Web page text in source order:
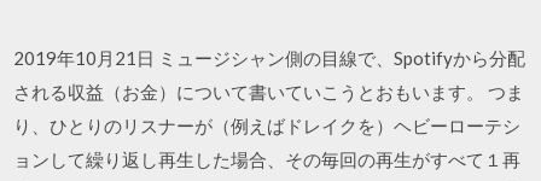
2019年10月21日 ミュージシャン側の目線で、Spotifyから分配
される収益（お金）について書いていこうとおもいます。 つま
り、ひとりのリスナーが（例えばドレイクを）ヘビーローテシ
ョンして繰り返し再生した場合、その毎回の再生がすべて１再